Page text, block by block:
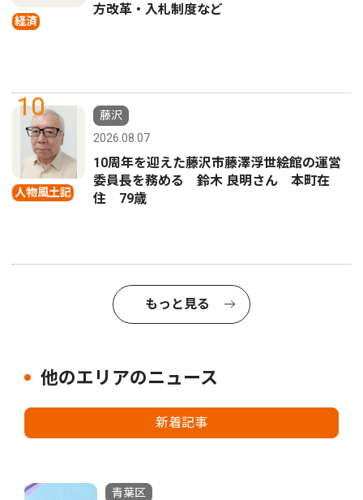
経済
方改革・入札制度など
10
人物風土記
藤沢
2026.08.07
10周年を迎えた藤沢市藤澤浮世絵館の運営
委員長を務める 鈴木 良明さん 本町在
住 79歳
もっと見る
他のエリアのニュース
新着記事
青葉区